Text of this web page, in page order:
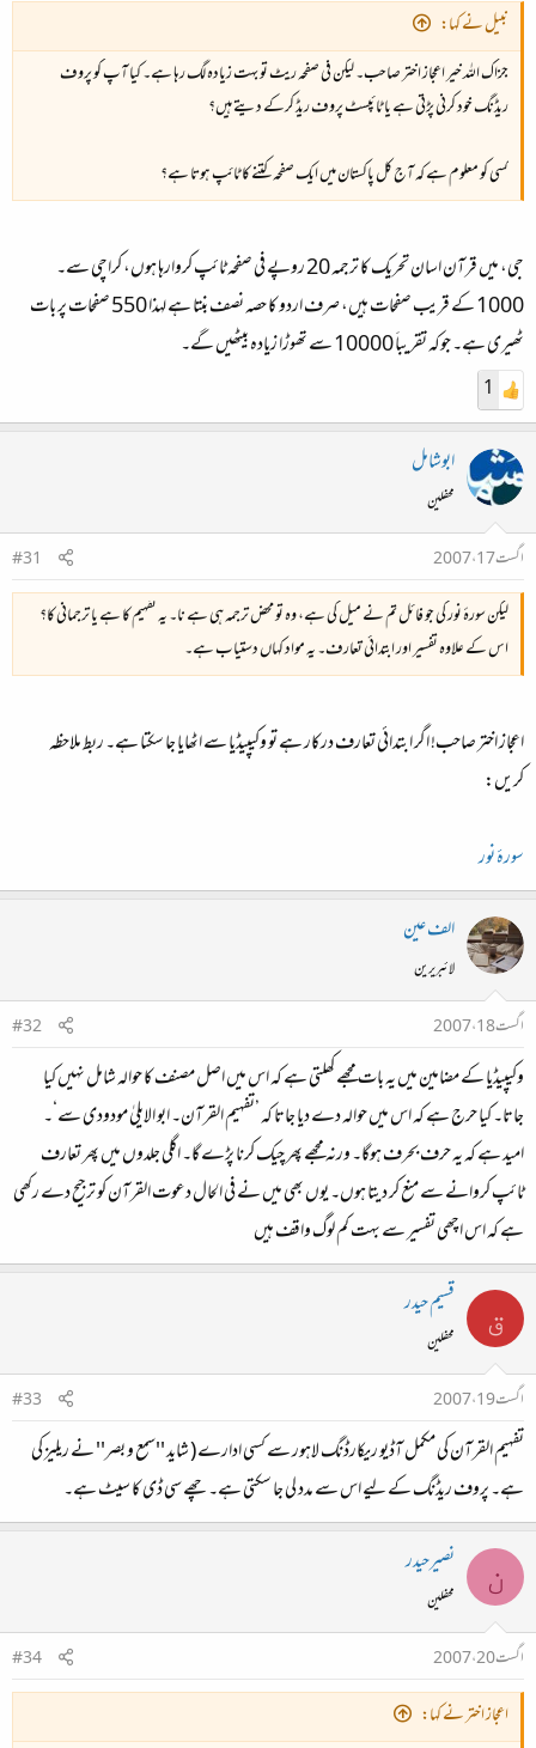
نبیل نے کہا:
جزاک اللہ خیر اعجاز اختر صاحب۔ لیکن فی صفحہ ریٹ تو بہت زیادہ لگ رہا ہے۔ کیا آپ کو پروف
ریڈنگ خود کرنی پڑتی ہے یا ٹائپسٹ پروف ریڈ کرکے دیتے ہیں؟
کسی کو معلوم ہے کہ آج کل پاکستان میں ایک صفحہ کتنے کا ٹائپ ہوتا ہے؟
جی، میں قرآن اسان تحریک کا ترجمہ 20 روپے فی صفحہ ٹائپ کروارہا ہوں، کراچی سے۔
1000 کے قریب صفحات ہیں، صرف اردو کا حصہ نصف بنتا ہے لہذا 550 صفحات پر بات
ٹھیری ہے۔ جوکہ تقریباَ 10000 سے تھوڑا زیادہ بیٹھیں گے۔
1
ابوشامل
محفلین
اگست 17، 2007
#31
لیکن سورۂ نور کی جو فائل تم نے میل کی ہے، وہ تو محض ترجمہ ہی ہے نا۔ یہ تفہیم کا ہے یا ترجمانی کا؟
اس کے علاوہ تفسیر اور ابتدائی تعارف۔ یہ مواد کہاں دستیاب ہے۔
اعجاز اختر صاحب! اگر ابتدائی تعارف درکار ہے تو وکیپیڈیا سے اٹھایا جا سکتا ہے۔ ربط ملاحظہ
کریں:
سورۂ نور
الف عین
لائبریرین
اگست 18، 2007
#32
وکیپیڈیا کے مضامین میں یہ بات مجھے کھلتی ہے کہ اس میں اصل مصنف کا حوالہ شامل نہیں کیا
جاتا۔ کیا حرج ہے کہ اس میں حوالہ دے دیا جاتا کہ ’تفہیم القرآن۔ ابو الایلیٰ مودودی سے‘۔
امید ہے کہ یہ حرف بحرف ہوگا۔ ورنہ مجھے پھر چیک کرنا پڑے گا۔ اگلی جلدوں میں پھر تعارف
ٹائپ کروانے سے منع کر دیتا ہوں۔ یوں بھی میں نے فی الحال دعوت القرآن کو ترجیح دے رکھی
ہے کہ اس اچھی تفسیر سے بہت کم لوگ واقف ہیں
ق قسیم حیدر
محفلین
اگست 19، 2007
#33
تفہیم القرآن کی مکمل آڈیو ریکارڈنگ لاہور سے کسی ادارے ( شاید ''سمع و بصر'' نے ریلیز کی
ہے۔ پروف ریڈنگ کے لیے اس سے مدد لی جا سکتی ہے۔چھے سی ڈی کا سیٹ ہے۔
ن نصیرحیدر
محفلین
اگست 20، 2007
#34
اعجاز اختر نے کہا: